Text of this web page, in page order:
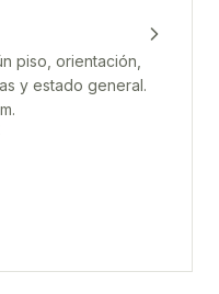
piso, orientación,
y estado general.